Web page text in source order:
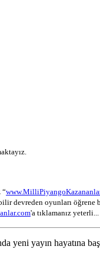
“
devreden oyunları öğrene
'a tıklamanız yeterli...
yeni yayın hayatına